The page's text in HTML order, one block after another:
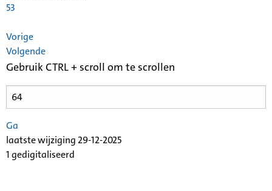
53
Vorige
Volgende
Gebruik CTRL + scroll om te scrollen
Ga
laatste wijziging 29-12-2025
1 gedigitaliseerd